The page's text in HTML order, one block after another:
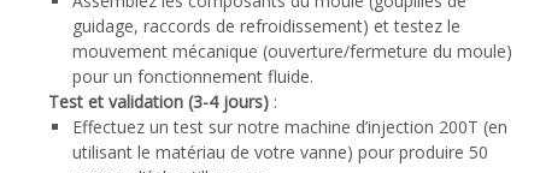
guidage, raccords de refroidissement) et testez le
mouvement mécanique (ouverture/fermeture du moule)
pour un fonctionnement fluide.
Test et validation (3-4 jours) :
Effectuez un test sur notre machine d’injection 200T (en
utilisant le matériau de votre vanne) pour produire 50